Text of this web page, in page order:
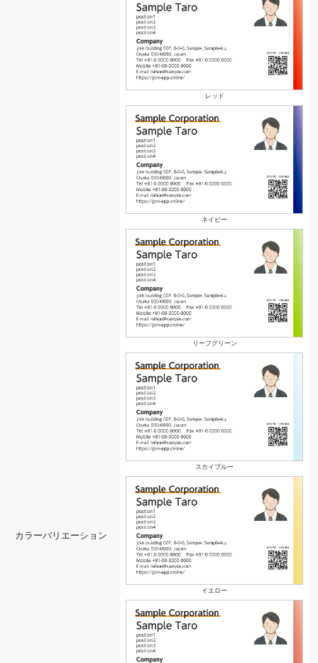
カラーバリエーション
レッド
ネイビー
リーフグリーン
スカイブルー
イエロー